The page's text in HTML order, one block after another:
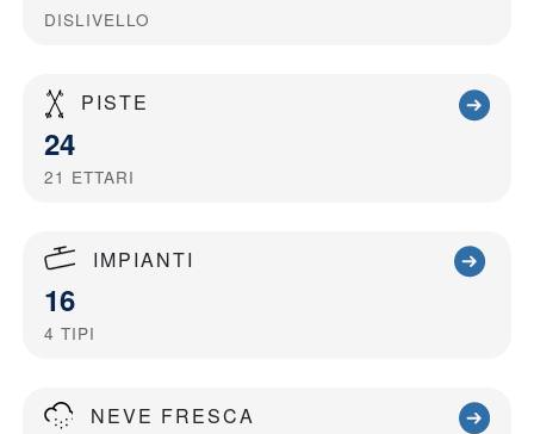
DISLIVELLO
PISTE
24
21 ETTARI
IMPIANTI
16
4 TIPI
NEVE FRESCA